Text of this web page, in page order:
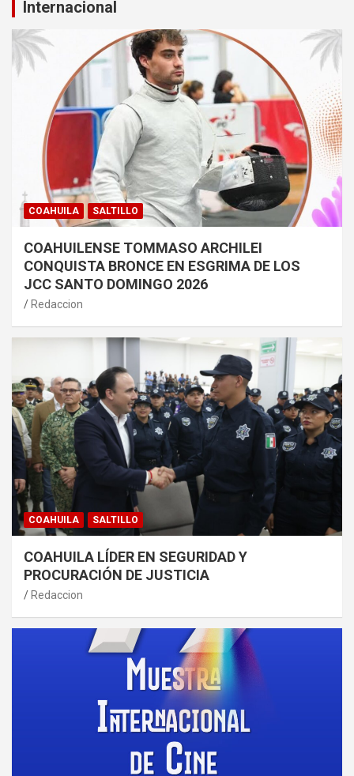
Internacional
COAHUILA SALTILLO
COAHUILENSE TOMMASO ARCHILEI
CONQUISTA BRONCE EN ESGRIMA DE LOS
JCC SANTO DOMINGO 2026
Redaccion
COAHUILA SALTILLO
COAHUILA LÍDER EN SEGURIDAD Y
PROCURACIÓN DE JUSTICIA
Redaccion